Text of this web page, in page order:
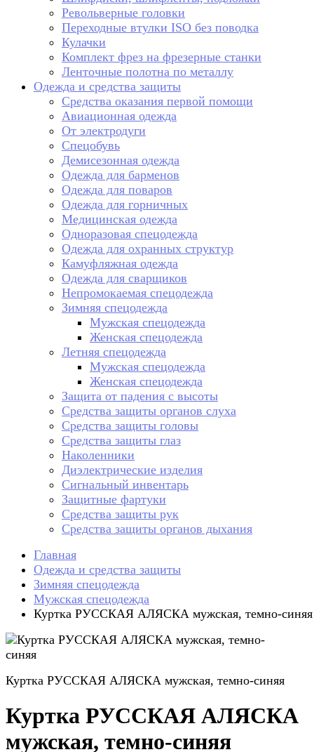
Револьверные головки
Переходные втулки ISO без поводка
Кулачки
Комплект фрез на фрезерные станки
Ленточные полотна по металлу
Одежда и средства защиты
Средства оказания первой помощи
Авиационная одежда
От электродуги
Спецобувь
Демисезонная одежда
Одежда для барменов
Одежда для поваров
Одежда для горничных
Медицинская одежда
Одноразовая спецодежда
Одежда для охранных структур
Камуфляжная одежда
Одежда для сварщиков
Непромокаемая спецодежда
Зимняя спецодежда
Мужская спецодежда
Женская спецодежда
Летняя спецодежда
Мужская спецодежда
Женская спецодежда
Защита от падения с высоты
Средства защиты органов слуха
Средства защиты головы
Средства защиты глаз
Наколенники
Диэлектрические изделия
Сигнальный инвентарь
Защитные фартуки
Средства защиты рук
Средства защиты органов дыхания
Главная
Одежда и средства защиты
Зимняя спецодежда
Мужская спецодежда
Куртка РУССКАЯ АЛЯСКА мужская, темно-синяя
Куртка РУССКАЯ АЛЯСКА мужская, темно-синяя
Куртка РУССКАЯ АЛЯСКА
мужская, темно-синяя